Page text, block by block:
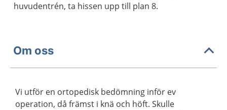
huvudentrén, ta hissen upp till plan 8.
Om oss
Vi utför en ortopedisk bedömning inför ev
operation, då främst i knä och höft. Skulle